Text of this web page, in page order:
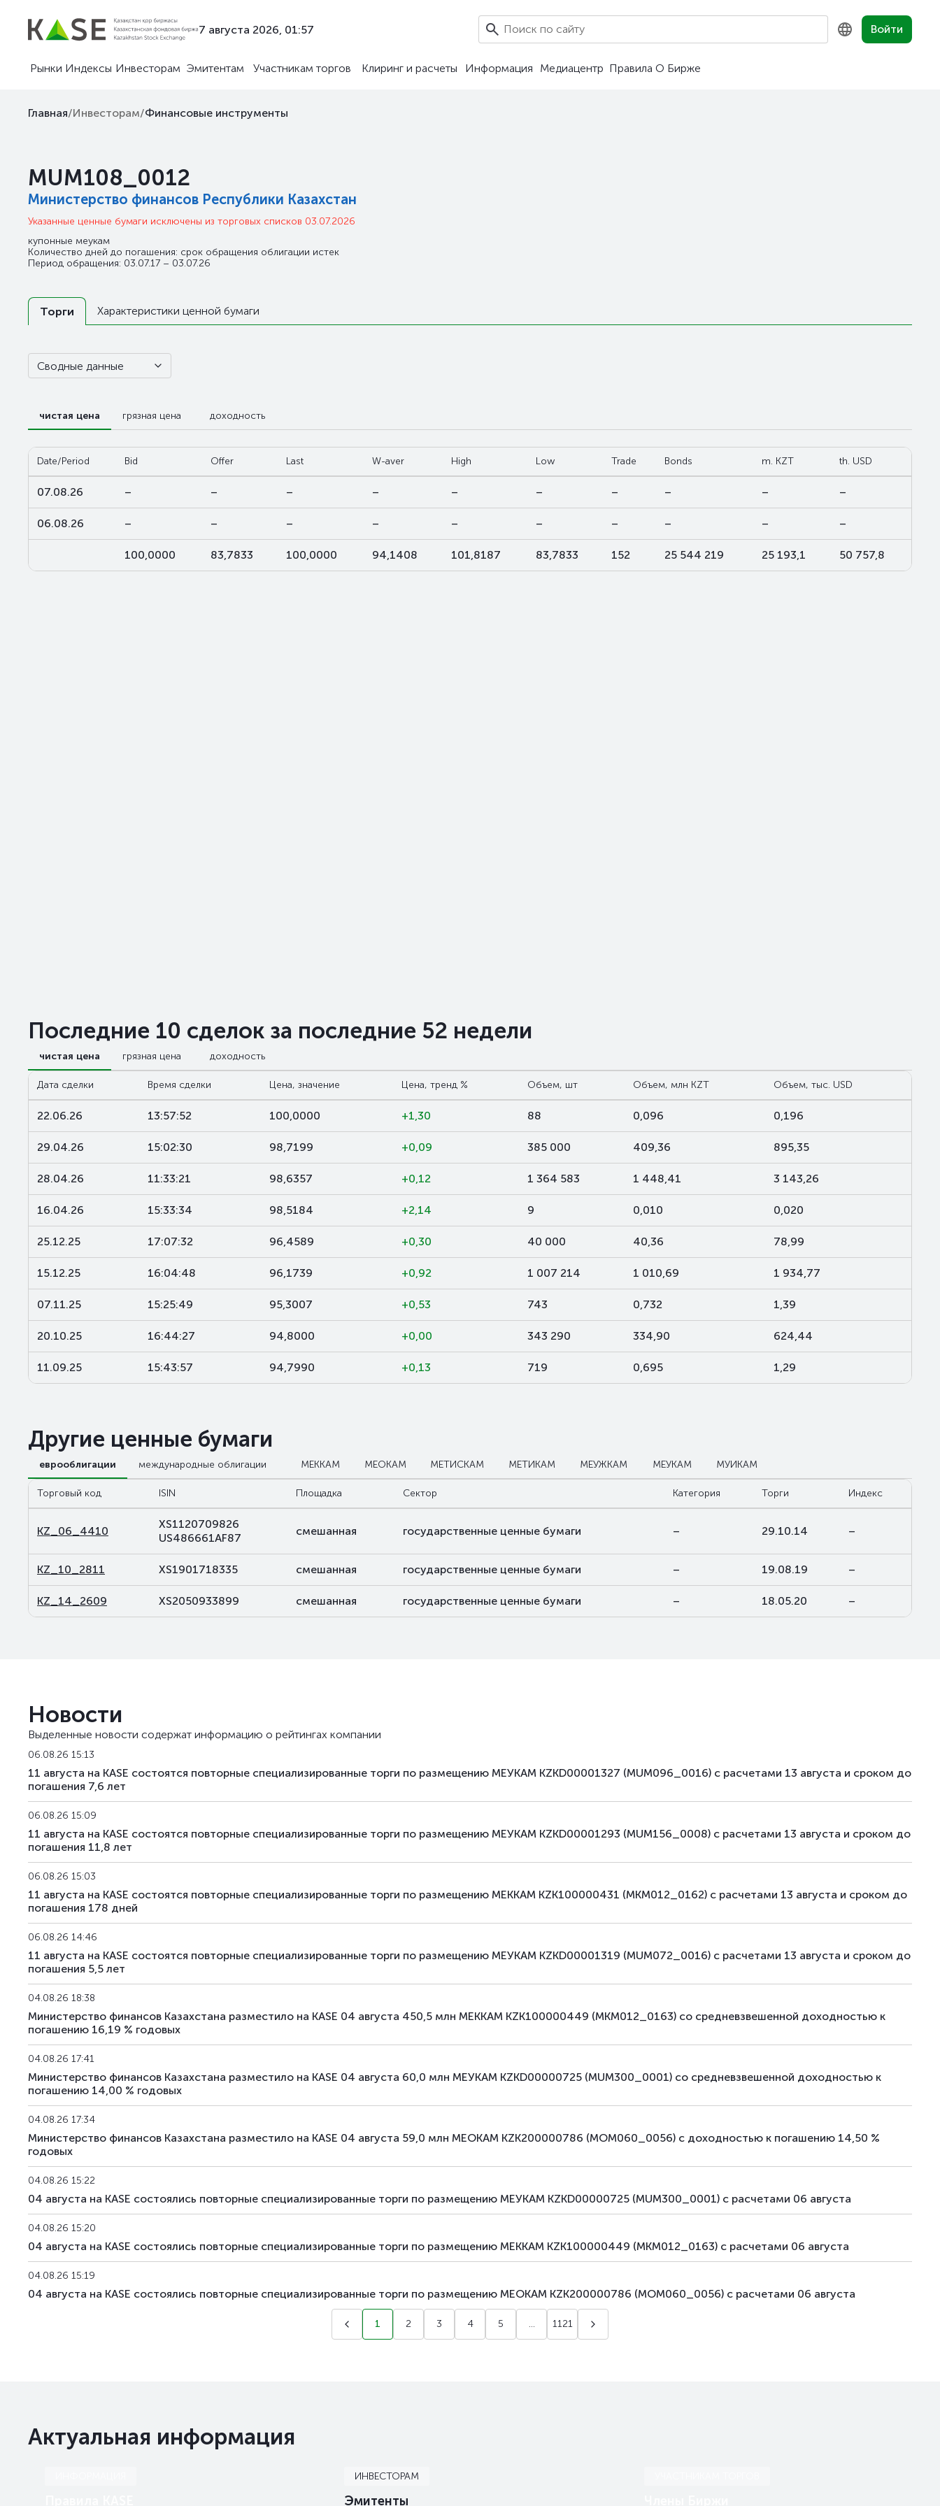
7 августа 2026, 01:57 Войти
Рынки Индексы Инвесторам Эмитентам Участникам торгов Клиринг и расчеты Информация Медиацентр Правила О Бирже
Главная/Инвесторам/Финансовые инструменты
MUM108_0012
Министерство финансов Республики Казахстан
Указанные ценные бумаги исключены из торговых списков 03.07.2026
купонные меукам
Количество дней до погашения: срок обращения облигации истек
Период обращения: 03.07.17 – 03.07.26
Торги Характеристики ценной бумаги
Сводные данные
чистая цена грязная цена доходность
Date/Period Bid Offer Last W-aver High Low Trade Bonds m. KZT th. USD
07.08.26 – – – – – – – – – –
06.08.26 – – – – – – – – – –
100,0000 83,7833 100,0000 94,1408 101,8187 83,7833 152 25 544 219 25 193,1 50 757,8
Последние 10 сделок за последние 52 недели
чистая цена грязная цена доходность
Дата сделки Время сделки Цена, значение Цена, тренд % Объем, шт Объем, млн KZT Объем, тыс. USD
22.06.26 13:57:52 100,0000 +1,30 88 0,096 0,196
29.04.26 15:02:30 98,7199 +0,09 385 000 409,36 895,35
28.04.26 11:33:21 98,6357 +0,12 1 364 583 1 448,41 3 143,26
16.04.26 15:33:34 98,5184 +2,14 9 0,010 0,020
25.12.25 17:07:32 96,4589 +0,30 40 000 40,36 78,99
15.12.25 16:04:48 96,1739 +0,92 1 007 214 1 010,69 1 934,77
07.11.25 15:25:49 95,3007 +0,53 743 0,732 1,39
20.10.25 16:44:27 94,8000 +0,00 343 290 334,90 624,44
11.09.25 15:43:57 94,7990 +0,13 719 0,695 1,29
Другие ценные бумаги
еврооблигации международные облигации МЕККАМ МЕОКАМ МЕТИСКАМ МЕТИКАМ МЕУЖКАМ МЕУКАМ МУИКАМ
Торговый код ISIN Площадка Сектор Категория Торги Индекс
KZ_06_4410
XS1120709826
US486661AF87
смешанная государственные ценные бумаги – 29.10.14 –
KZ_10_2811 XS1901718335 смешанная государственные ценные бумаги – 19.08.19 –
KZ_14_2609 XS2050933899 смешанная государственные ценные бумаги – 18.05.20 –
Новости
Выделенные новости содержат информацию о рейтингах компании
06.08.26 15:13
11 августа на KASE состоятся повторные специализированные торги по размещению МЕУКАМ KZKD00001327 (MUM096_0016) с расчетами 13 августа и сроком до
погашения 7,6 лет
06.08.26 15:09
11 августа на KASE состоятся повторные специализированные торги по размещению МЕУКАМ KZKD00001293 (MUM156_0008) с расчетами 13 августа и сроком до
погашения 11,8 лет
06.08.26 15:03
11 августа на KASE состоятся повторные специализированные торги по размещению МЕККАМ KZK100000431 (MKM012_0162) с расчетами 13 августа и сроком до
погашения 178 дней
06.08.26 14:46
11 августа на KASE состоятся повторные специализированные торги по размещению МЕУКАМ KZKD00001319 (MUM072_0016) с расчетами 13 августа и сроком до
погашения 5,5 лет
04.08.26 18:38
Министерство финансов Казахстана разместило на KASE 04 августа 450,5 млн МЕККАМ KZK100000449 (MKM012_0163) со средневзвешенной доходностью к
погашению 16,19 % годовых
04.08.26 17:41
Министерство финансов Казахстана разместило на KASE 04 августа 60,0 млн МЕУКАМ KZKD00000725 (MUM300_0001) со средневзвешенной доходностью к
погашению 14,00 % годовых
04.08.26 17:34
Министерство финансов Казахстана разместило на KASE 04 августа 59,0 млн МЕОКАМ KZK200000786 (MOM060_0056) с доходностью к погашению 14,50 %
годовых
04.08.26 15:22
04 августа на KASE состоялись повторные специализированные торги по размещению МЕУКАМ KZKD00000725 (MUM300_0001) с расчетами 06 августа
04.08.26 15:20
04 августа на KASE состоялись повторные специализированные торги по размещению МЕККАМ KZK100000449 (MKM012_0163) с расчетами 06 августа
04.08.26 15:19
04 августа на KASE состоялись повторные специализированные торги по размещению МЕОКАМ KZK200000786 (MOM060_0056) с расчетами 06 августа
1 2 3 4 5 ... 1121
Актуальная информация
ИНВЕСТОРАМ
Эмитенты